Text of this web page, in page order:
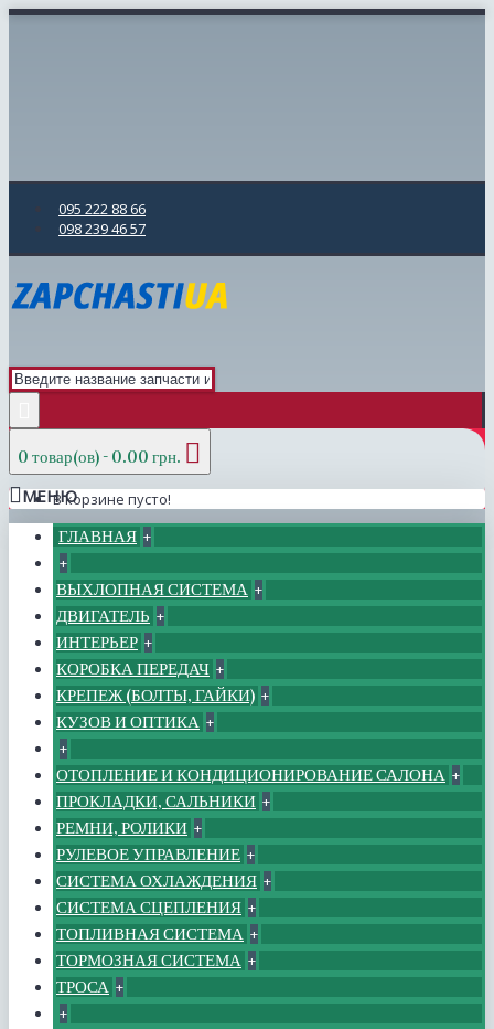
095 222 88 66
098 239 46 57
0 товар(ов) - 0.00 грн.
В корзине пусто!
МЕНЮ
ГЛАВНАЯ +
+
ВЫХЛОПНАЯ СИСТЕМА +
ДВИГАТЕЛЬ +
ИНТЕРЬЕР +
КОРОБКА ПЕРЕДАЧ +
КРЕПЕЖ (БОЛТЫ, ГАЙКИ) +
КУЗОВ И ОПТИКА +
+
ОТОПЛЕНИЕ И КОНДИЦИОНИРОВАНИЕ САЛОНА +
ПРОКЛАДКИ, САЛЬНИКИ +
РЕМНИ, РОЛИКИ +
РУЛЕВОЕ УПРАВЛЕНИЕ +
СИСТЕМА ОХЛАЖДЕНИЯ +
СИСТЕМА СЦЕПЛЕНИЯ +
ТОПЛИВНАЯ СИСТЕМА +
ТОРМОЗНАЯ СИСТЕМА +
ТРОСА +
+